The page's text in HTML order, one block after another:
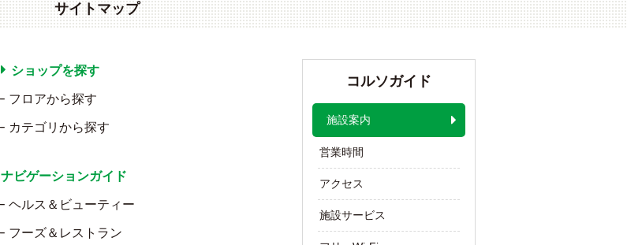
サイトマップ
ショップを探す
フロアから探す
カテゴリから探す
ナビゲーションガイド
ヘルス＆ビューティー
フーズ＆レストラン
コルソガイド
施設案内
営業時間
アクセス
施設サービス